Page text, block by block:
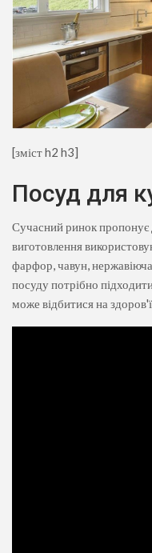
[зміст h2 h3]
Посуд для
Сучасний ринок пропонує
виготовлення
фарфор, чавун,
посуду потрібно підходити
може відбитися на